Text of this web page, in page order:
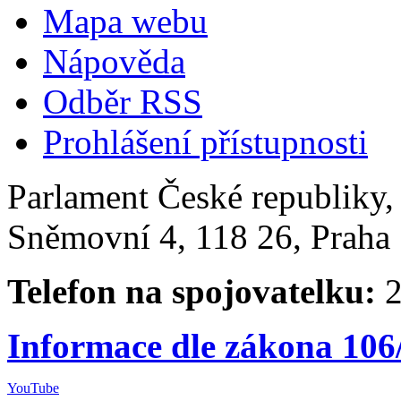
Mapa webu
Nápověda
Odběr RSS
Prohlášení přístupnosti
Parlament České
Sněmovní 4, 118 26,
Telefon na spojovatelku:
Informace dle zákona
YouTube